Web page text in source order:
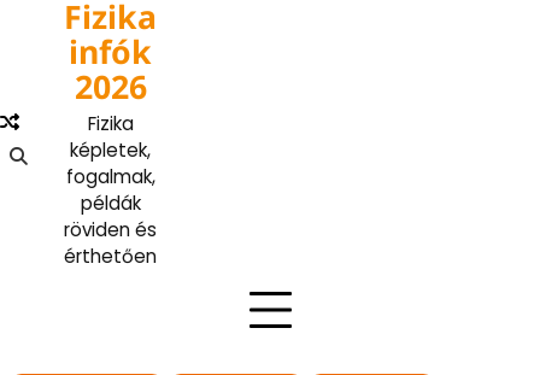
content
Fizika
infók
2026
Fizika
képletek,
fogalmak,
példák
röviden és
érthetően